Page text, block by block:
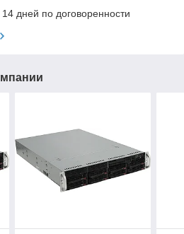
дней по договоренности